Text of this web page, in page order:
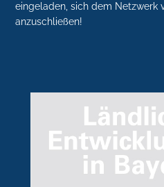
eingeladen, sich dem Netzwerk
anzuschließen!